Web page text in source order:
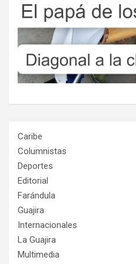
Caribe
Columnistas
Deportes
Editorial
Farándula
Guajira
Internacionales
La Guajira
Multimedia